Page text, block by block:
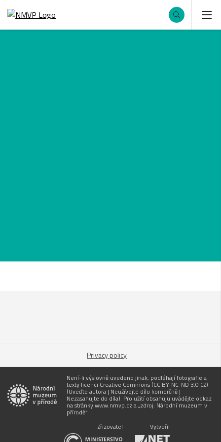
Privacy policy
Není-li výslovně uvedeno jinak, podléhají fotografie a
texty licenci Creative Commons (CC BY-NC-ND 3.0 CZ)
(Uveďte autora | Neužívejte dílo komerčně |
Nezasahujte do díla). Pro užití obsahuju uvádějte odkaz
na stránky www.nmvp.cz a „zdroj: Národní muzeum v
přírodě“
Zřizovatel
Vytvořil